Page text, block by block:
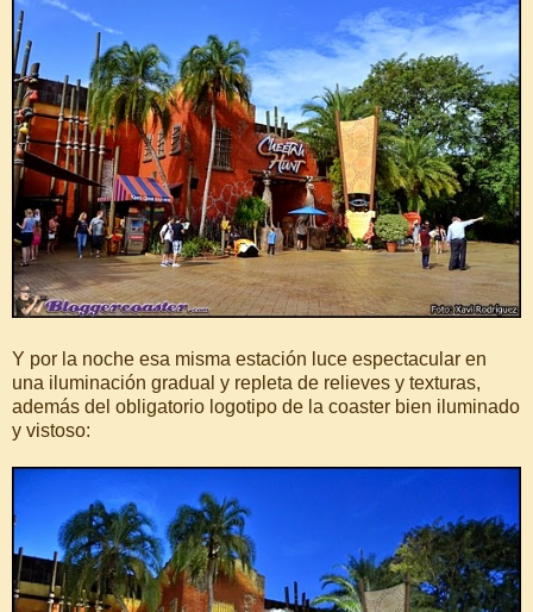
Y por la noche esa misma estación luce espectacular en
una iluminación gradual y repleta de relieves y texturas,
además del obligatorio logotipo de la coaster bien iluminado
y vistoso: